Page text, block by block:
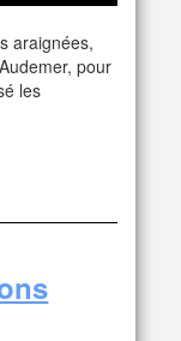
araignées,
pour
les